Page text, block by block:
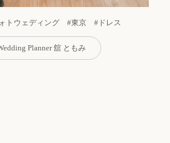
トウェディング #東京 #ドレス
Planner 舘 ともみ